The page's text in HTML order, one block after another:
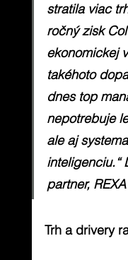
stratila viac
ročný zisk
ekonomickej
takéhoto
dnes top
nepotrebuje
ale aj
inteligenciu.“
partner,
Trh a drivery